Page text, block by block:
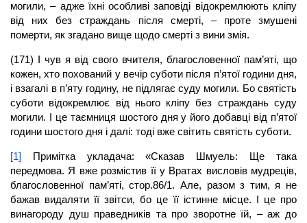
могили, – адже їхні особливі заповіді відокремлюють кліпу
від них без страждань після смерті, – проте змушені
померти, як згадано вище щодо смерті з вини змія.
(171) І чув я від свого вчителя, благословенної пам’яті, що
кожен, хто похований у вечір суботи після п’ятої години дня,
і взагалі в п’яту годину, не підлягає суду могили. Бо святість
суботи відокремлює від нього кліпу без страждань суду
могили. І це таємниця шостого дня у його добавці від п’ятої
години шостого дня і далі: тоді вже світить святість суботи.
[1] Примітка укладача: «Сказав Шмуель: Ще така
передмова. Я вже розмістив її у Вратах висловів мудреців,
благословенної пам’яті, стор.86/1. Але, разом з тим, я не
бажав видаляти її звітси, бо це її істинне місце. І це про
винагороду душ праведників та про зворотне їй, – аж до